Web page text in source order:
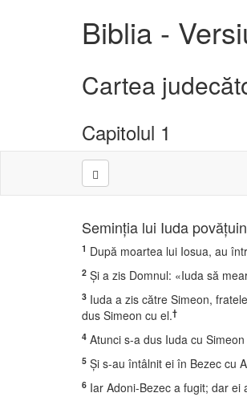
Biblia -
Cartea
Capitolul 1
Seminţia lui Iuda
1 După moartea lui Iosua, au
2 Şi a zis Domnul: «Iuda să
3 Iuda a zis către Simeon,
dus Simeon cu el.†
4 Atunci s-a dus Iuda cu
5 Şi s-au întâlnit ei în Bezec cu
6 Iar Adoni-Bezec a fugit; dar